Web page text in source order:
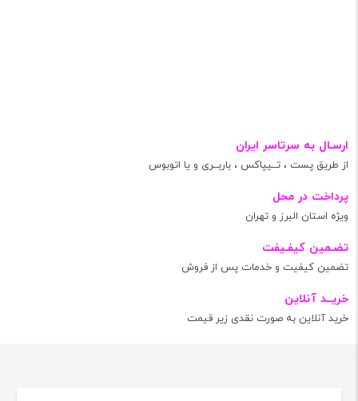
ارسـال به سرتاسر ایران
از طریق پست ، تــیپاکس ، باربــری و یا اتوبوس
پرداخت در محل
ویژه استان البرز و تهران
تضـمین کیفـیفت
تضمین کیفیت و خدمات پس از فروش
خریــد آنلاین
خرید آنلاین به صورت نقدی زیر قیمت